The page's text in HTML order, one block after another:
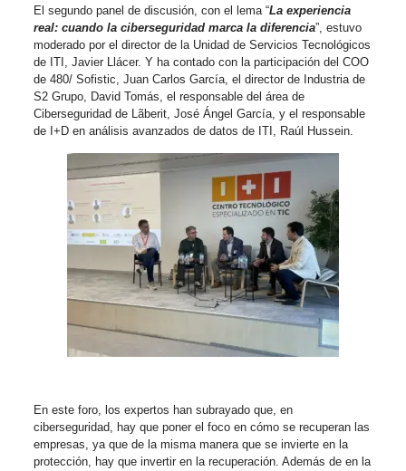
El segundo panel de discusión, con el lema “La experiencia
real: cuando la ciberseguridad marca la diferencia”, estuvo
moderado por el director de la Unidad de Servicios Tecnológicos
de ITI, Javier Llácer. Y ha contado con la participación del COO
de 480/ Sofistic, Juan Carlos García, el director de Industria de
S2 Grupo, David Tomás, el responsable del área de
Ciberseguridad de Lãberit, José Ángel García, y el responsable
de I+D en análisis avanzados de datos de ITI, Raúl Hussein.
En este foro, los expertos han subrayado que, en
ciberseguridad, hay que poner el foco en cómo se recuperan las
empresas, ya que de la misma manera que se invierte en la
protección, hay que invertir en la recuperación. Además de en la